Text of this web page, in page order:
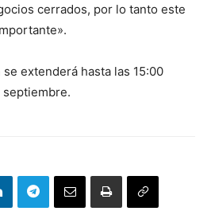
cerrados, por lo tanto este
extenderá hasta las 15:00